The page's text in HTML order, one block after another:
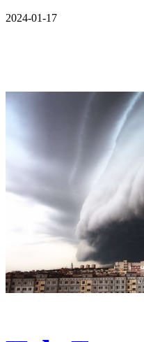
2024-01-17